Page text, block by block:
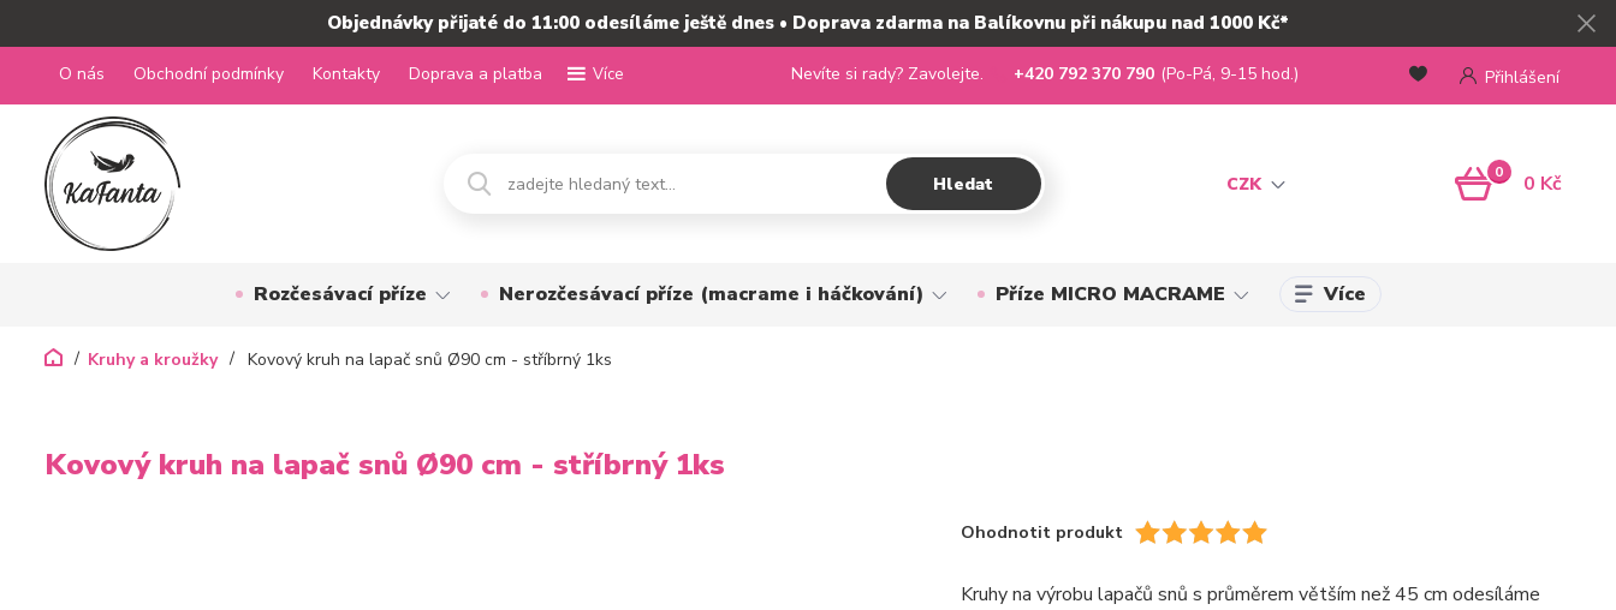
Objednávky přijaté do 11:00 odesíláme ještě dnes • Doprava zdarma na Balíkovnu při nákupu nad 1000 Kč*
O nás Obchodní podmínky Kontakty Doprava a platba Více
CZK
Přihlášení
Hledat
Nevíte si rady? Zavolejte. +420 792 370 790 (Po-Pá, 9-15 hod.)
0 0 Kč
Rozčesávací příze Nerozčesávací příze (macrame i háčkování) Příze MICRO MACRAME Více
Kruhy a kroužky Kovový kruh na lapač snů Ø90 cm - stříbrný 1ks
Kovový kruh na lapač snů Ø90 cm - stříbrný 1ks
Ohodnotit produkt
Kruhy na výrobu lapačů snů s průměrem větším než 45 cm odesíláme